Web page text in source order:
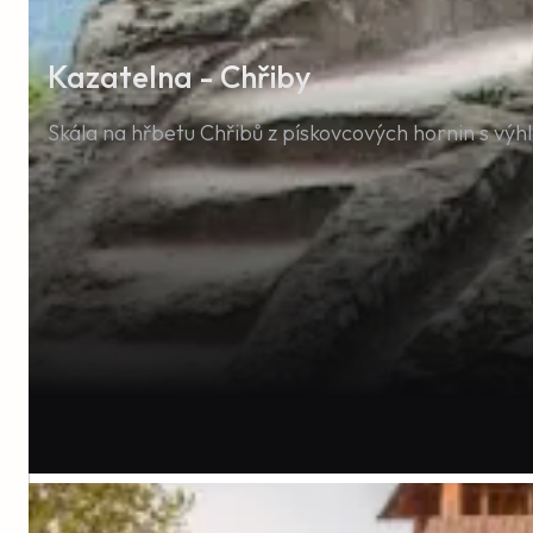
Kateřina
Byli jsme naprosto spokojený. Vybavení
perfektní.
Kazatelna - Chřiby
Skála na hřbetu Chřibů z pískovcových hornin s